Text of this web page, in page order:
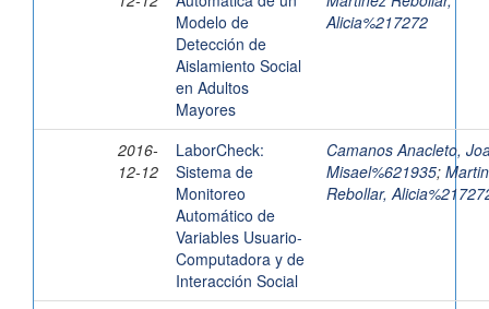
Modelo de
Detección de
Aislamiento Social
en Adultos
Mayores
Alicia%217272
2016-
12-12
LaborCheck:
Sistema de
Monitoreo
Automático de
Variables Usuario-
Computadora y de
Interacción Social
Camanos Anacleto,
Misael%621935;
Rebollar,